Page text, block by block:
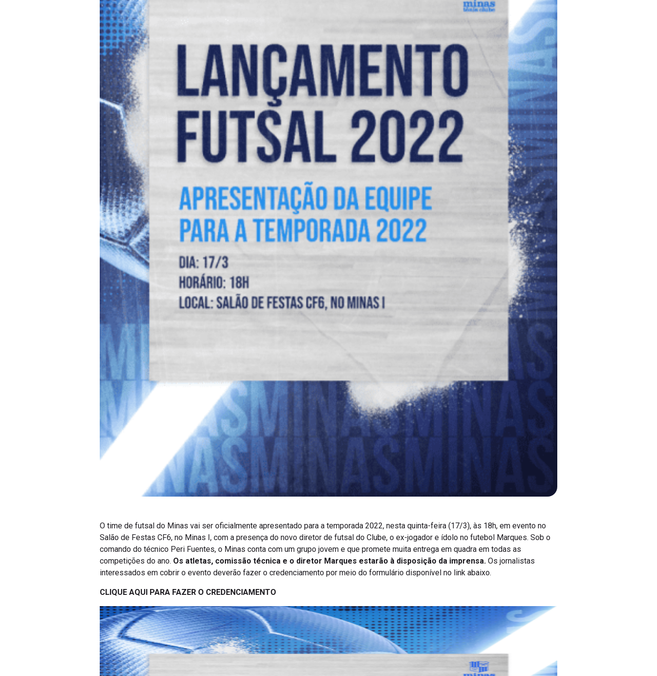
O time de futsal do Minas vai ser oficialmente apresentado para a temporada 2022, nesta quinta-feira (17/3), às 18h, em evento no
Salão de Festas CF6, no Minas I, com a presença do novo diretor de futsal do Clube, o ex-jogador e ídolo no futebol Marques. Sob o
comando do técnico Peri Fuentes, o Minas conta com um grupo jovem e que promete muita entrega em quadra em todas as
competições do ano. Os atletas, comissão técnica e o diretor Marques estarão à disposição da imprensa. Os jornalistas
interessados em cobrir o evento deverão fazer o credenciamento por meio do formulário disponível no link abaixo.
CLIQUE AQUI PARA FAZER O CREDENCIAMENTO